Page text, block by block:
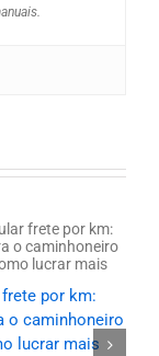
por km:
o caminhoneiro
lucrar mais